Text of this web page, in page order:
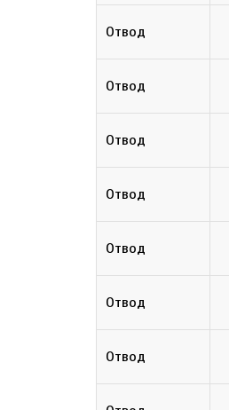
Отвод
Отвод
Отвод
Отвод
Отвод
Отвод
Отвод